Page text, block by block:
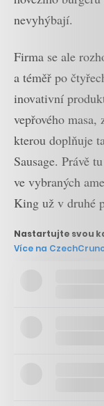
nevyhýbají.
Firma se ale
a téměř po
inovativní
vepřového masa,
kterou doplňuje
Sausage. Právě
ve vybraných
King už v druhé
Nastartujte svou
Více na